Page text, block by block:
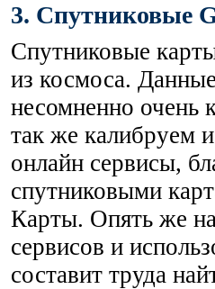
3. Спутниковые
Спутниковые
из космоса.
несомненно очень
так же калибруем
онлайн сервисы,
спутниковыми
Карты. Опять же
сервисов и
составит труда